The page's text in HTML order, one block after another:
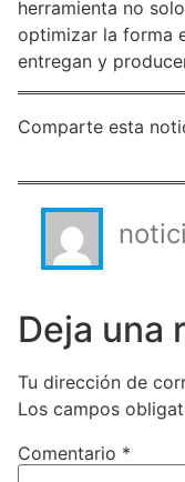
herramienta no
optimizar la forma
entregan y
Comparte esta
Deja una
Tu dirección de
Los campos
Comentario *